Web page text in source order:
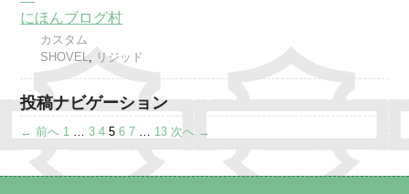
にほんブログ村
カスタム
SHOVEL, リジッド
投稿ナビゲーション
← 前へ 1 … 3 4 5 6 7 … 13 次へ →